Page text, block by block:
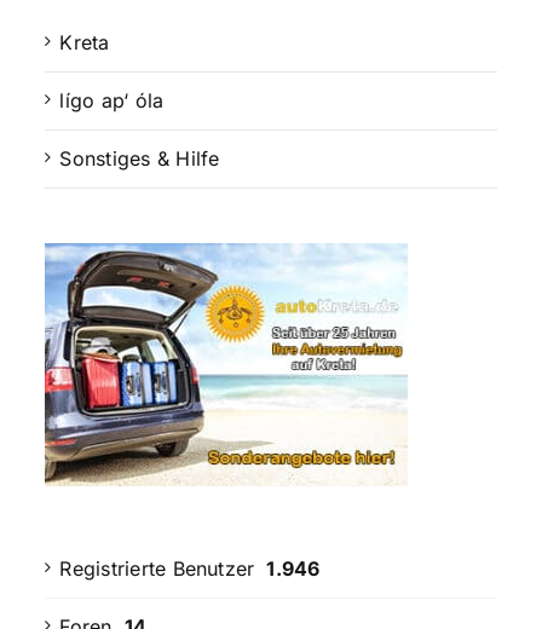
Kreta
lígo ap‘ óla
Sonstiges & Hilfe
Registrierte Benutzer 1.946